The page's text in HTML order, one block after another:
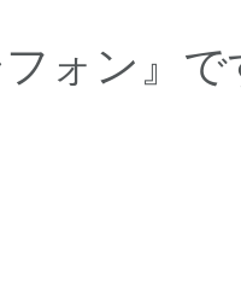
ォン』で